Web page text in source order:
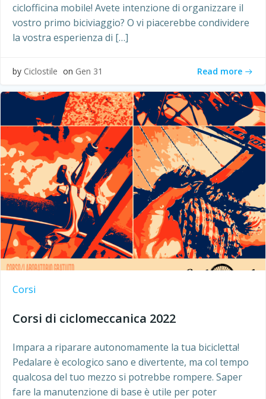
ciclofficina mobile! Avete intenzione di organizzare il
vostro primo biciviaggio? O vi piacerebbe condividere
la vostra esperienza di […]
by Ciclostile on Gen 31 Read more
Corsi
Corsi di ciclomeccanica 2022
Impara a riparare autonomamente la tua bicicletta!
Pedalare è ecologico sano e divertente, ma col tempo
qualcosa del tuo mezzo si potrebbe rompere. Saper
fare la manutenzione di base è utile per poter